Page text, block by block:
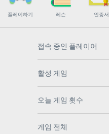
플레이하기 레슨 인증서
접속 중인 플레이어
활성 게임
오늘 게임 횟수
게임 전체